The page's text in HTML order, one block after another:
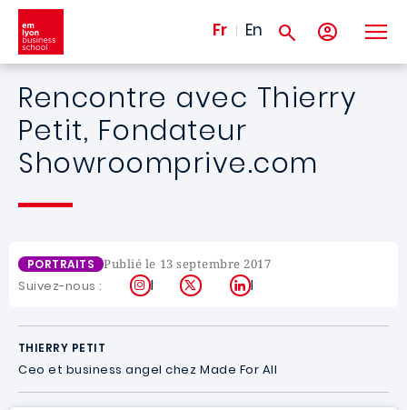
Aller au contenu principal
Fr En
Rencontre avec Thierry
Petit, Fondateur
Showroomprive.com
PORTRAITS Publié le 13 septembre 2017
Suivez-nous : Instagram
X LinkedIn
THIERRY PETIT
Ceo et business angel chez Made For All